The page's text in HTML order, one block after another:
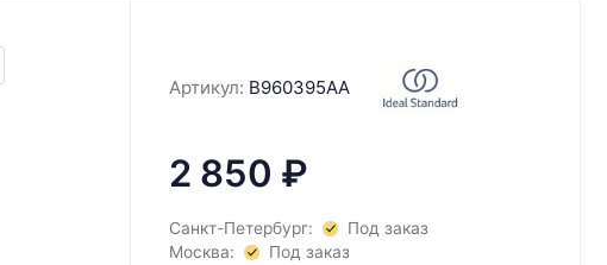
Артикул: B960395AA
2 850 ₽
Санкт-Петербург:
Под заказ
Москва:
Под заказ